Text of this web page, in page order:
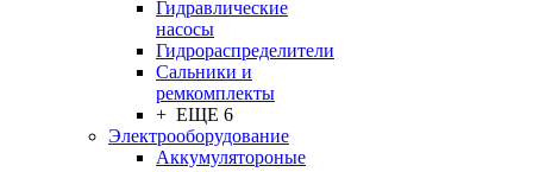
Гидравлические
насосы
Гидрораспределители
Сальники и
ремкомплекты
+ ЕЩЕ 6
Электрооборудование
Аккумулятороные